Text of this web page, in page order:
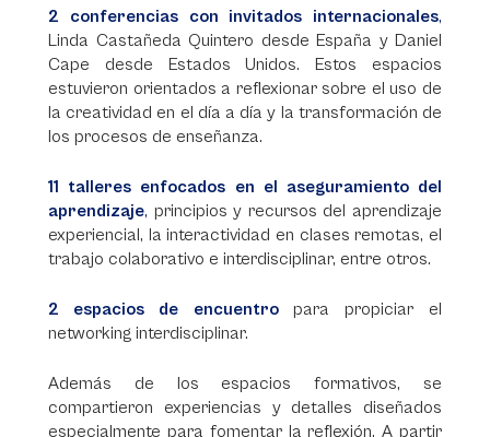
2 conferencias con invitados internacionales,
Linda Castañeda Quintero desde España y Daniel
Cape desde Estados Unidos. Estos espacios
estuvieron orientados a reflexionar sobre el uso de
la creatividad en el día a día y la transformación de
los procesos de enseñanza.
11 talleres enfocados en el aseguramiento del
aprendizaje, principios y recursos del aprendizaje
experiencial, la interactividad en clases remotas, el
trabajo colaborativo e interdisciplinar, entre otros.
2 espacios de encuentro para propiciar el
networking interdisciplinar.
Además de los espacios formativos, se
compartieron experiencias y detalles diseñados
especialmente para fomentar la reflexión. A partir